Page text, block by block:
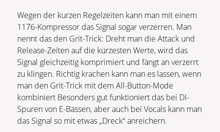
Wegen der kurzen Regelzeiten kann man mit einem
1176-Kompressor das Signal sogar verzerren. Man
nennt das den Grit-Trick: Dreht man die Attack und
Release-Zeiten auf die kürzesten Werte, wird das
Signal gleichzeitig komprimiert und fängt an verzerrt
zu klingen. Richtig krachen kann man es lassen, wenn
man den Grit-Trick mit dem All-Button-Mode
kombiniert Besonders gut funktioniert das bei DI-
Spuren von E-Bässen, aber auch bei Vocals kann man
das Signal so mit etwas „Dreck“ anreichern.